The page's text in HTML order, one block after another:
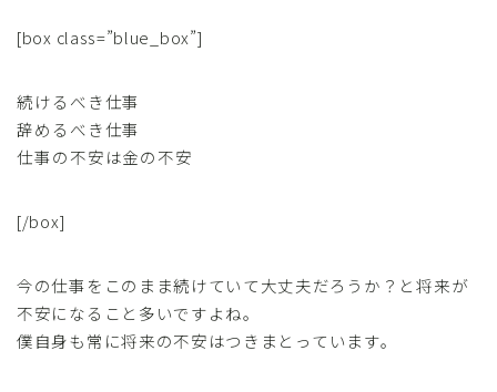
[box class=”blue_box”]
続けるべき仕事
辞めるべき仕事
仕事の不安は金の不安
[/box]
今の仕事をこのまま続けていて大丈夫だろうか？と将来が
不安になること多いですよね。
僕自身も常に将来の不安はつきまとっています。